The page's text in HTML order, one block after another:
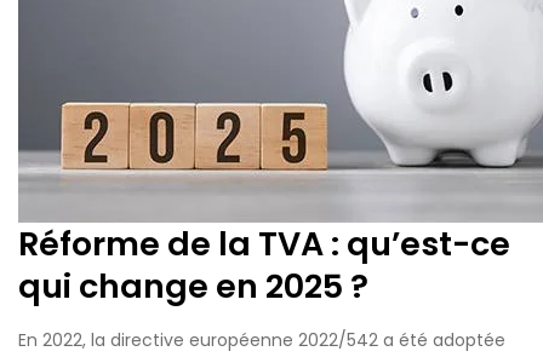
Réforme de la TVA : qu’est-ce
qui change en 2025 ?
En 2022, la directive européenne 2022/542 a été adoptée